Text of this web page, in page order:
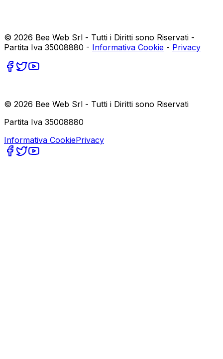
© 2026 Bee Web Srl - Tutti i Diritti sono Riservati -
Partita Iva 35008880 - Informativa Cookie - Privacy
© 2026 Bee Web Srl - Tutti i Diritti sono Riservati
Partita Iva 35008880
Informativa CookiePrivacy